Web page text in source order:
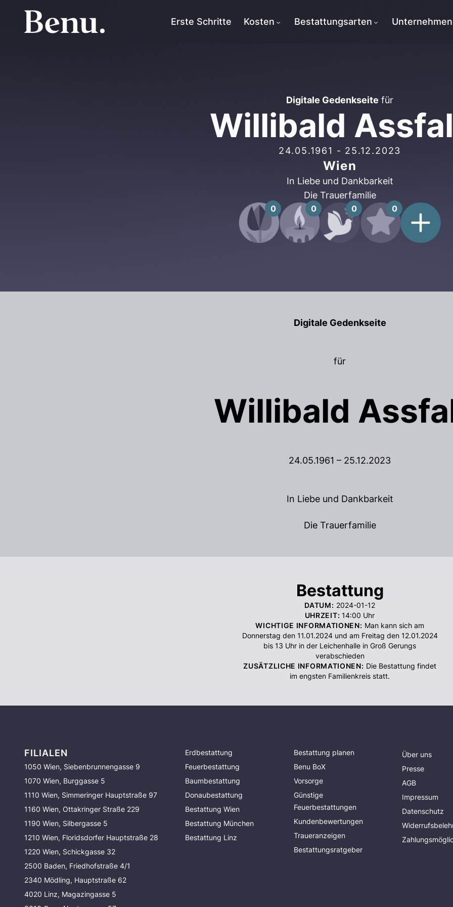
Erste Schritte Kosten Bestattungsarten Unternehmen
Digitale Gedenkseite für
Willibald
24.05.1961 - 25.12.2023
Wien
In Liebe und Dankbarkeit
Die Trauerfamilie
0 0 0 0
Digitale Gedenkseite
für
Willibald
24.05.1961 – 25.12.2023
In Liebe und Dankbarkeit
Die Trauerfamilie
Bestattung
DATUM: 2024-01-12
UHRZEIT: 14:00 Uhr
WICHTIGE INFORMATIONEN: Man kann sich am
Donnerstag den 11.01.2024 und am Freitag den 12.01.2024
bis 13 Uhr in der Leichenhalle in Groß Gerungs
verabschieden
ZUSÄTZLICHE INFORMATIONEN: Die Bestattung findet
im engsten Familienkreis statt.
FILIALEN
1050 Wien, Siebenbrunnengasse 9
1070 Wien, Burggasse 5
1110 Wien, Simmeringer Hauptstraße 97
1160 Wien, Ottakringer Straße 229
1190 Wien, Silbergasse 5
1210 Wien, Floridsdorfer Hauptstraße 28
1220 Wien, Schickgasse 32
2500 Baden, Friedhofstraße 4/1
2340 Mödling, Hauptstraße 62
4020 Linz, Magazingasse 5
Erdbestattung
Feuerbestattung
Baumbestattung
Donaubestattung
Bestattung Wien
Bestattung München
Bestattung Linz
Bestattung planen
Benu BoX
Vorsorge
Günstige
Feuerbestattungen
Kundenbewertungen
Traueranzeigen
Bestattungsratgeber
Über uns
Presse
AGB
Impressum
Datenschutz